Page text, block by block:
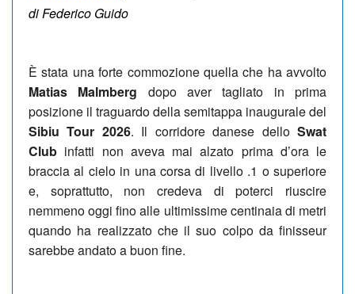
di Federico Guido
È stata una forte commozione quella che ha avvolto
Matias Malmberg dopo aver tagliato in prima
posizione il traguardo della semitappa inaugurale del
Sibiu Tour 2026. Il corridore danese delloSwat
Club infatti non aveva mai alzato prima d’ora le
braccia al cielo in una corsa di livello .1 o superiore
e, soprattutto, non credeva di poterci riuscire
nemmeno oggi fino alle ultimissime centinaia di metri
quando ha realizzato che il suo colpo da finisseur
sarebbe andato a buon fine.